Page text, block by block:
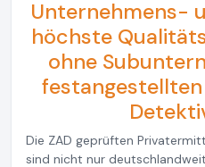
Unternehmens-
höchste
ohne
Die ZAD geprüften
sind nicht nur